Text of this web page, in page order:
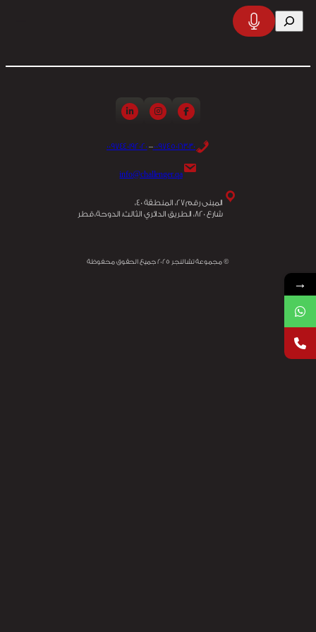
تخطى
إلى
البحث
0097450163030
–
0097440192020
info@challenger.qa
المبنى رقم 27، المنطقة 40،
شارع 820، الطريق الدائري الثالث، الدوحة، قطر
© مجموعة تشالنجر 2025 جميع الحقوق محفوظة
→